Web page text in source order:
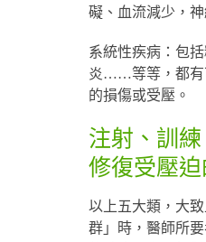
礙、血流減少，神
系統性疾病：包
炎……等等，都有
的損傷或受壓。
注射、訓
修復受壓
以上五大類，大
群」時，醫師所